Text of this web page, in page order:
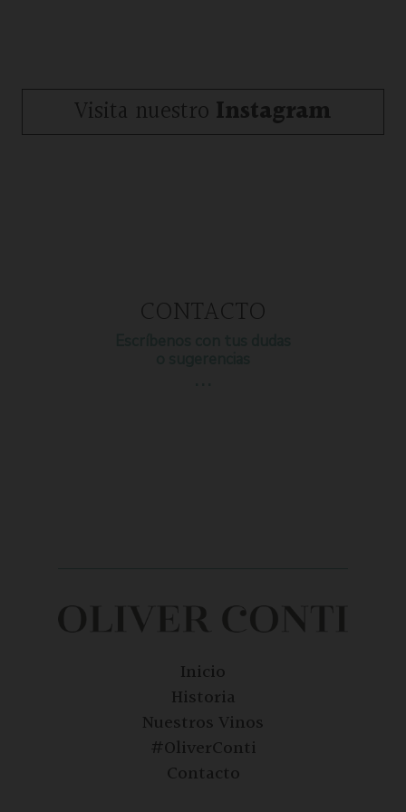
Visita nuestro Instagram
CONTACTO
Inicio
Historia
Nuestros Vinos
#OliverConti
Contacto